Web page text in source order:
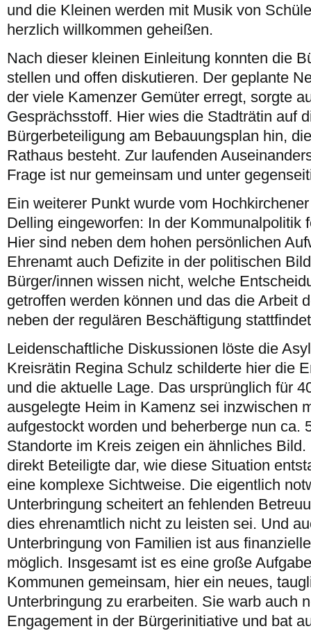
und die Kleinen werden mit Musik von
herzlich willkommen geheißen.
Nach dieser kleinen Einleitung konnten die
stellen und offen diskutieren. Der geplante
der viele Kamenzer Gemüter erregt, sorgte
Gesprächsstoff. Hier wies die Stadträtin auf
Bürgerbeteiligung am Bebauungsplan hin,
Rathaus besteht. Zur laufenden
Frage ist nur gemeinsam und unter
Ein weiterer Punkt wurde vom
Delling eingeworfen: In der Kommunalpolitik
Hier sind neben dem hohen persönlichen
Ehrenamt auch Defizite in der politischen
Bürger/innen wissen nicht, welche
getroffen werden können und das die Arbeit
neben der regulären Beschäftigung
Leidenschaftliche Diskussionen löste die
Kreisrätin Regina Schulz schilderte hier die
und die aktuelle Lage. Das ursprünglich für
ausgelegte Heim in Kamenz sei inzwischen
aufgestockt worden und beherberge nun ca.
Standorte im Kreis zeigen ein ähnliches
direkt Beteiligte dar, wie diese Situation
eine komplexe Sichtweise. Die eigentlich
Unterbringung scheitert an fehlenden
dies ehrenamtlich nicht zu leisten sei. Und
Unterbringung von Familien ist aus
möglich. Insgesamt ist es eine große
Kommunen gemeinsam, hier ein neues,
Unterbringung zu erarbeiten. Sie warb auch
Engagement in der Bürgerinitiative und bat